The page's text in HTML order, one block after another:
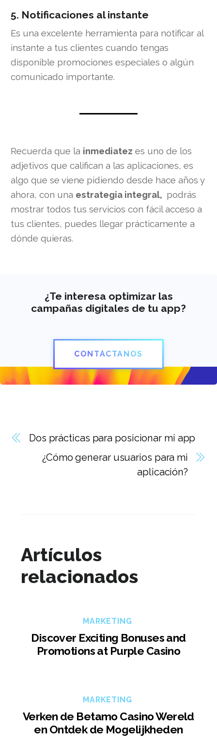
5. Notificaciones al instante
Es una excelente herramienta para notificar al
instante a tus clientes cuando tengas
disponible promociones especiales o algún
comunicado importante.
Recuerda que la inmediatez es uno de los
adjetivos que califican a las aplicaciones, es
algo que se viene pidiendo desde hace años y
ahora, con una estrategia integral, podrás
mostrar todos tus servicios con fácil acceso a
tus clientes, puedes llegar prácticamente a
dónde quieras.
¿Te interesa optimizar las
campañas digitales de tu app?
CONTÁCTANOS
Dos prácticas para posicionar mi app
¿Cómo generar usuarios para mi
aplicación?
Artículos
relacionados
MARKETING
Discover Exciting Bonuses and
Promotions at Purple Casino
MARKETING
Verken de Betamo Casino Wereld
en Ontdek de Mogelijkheden